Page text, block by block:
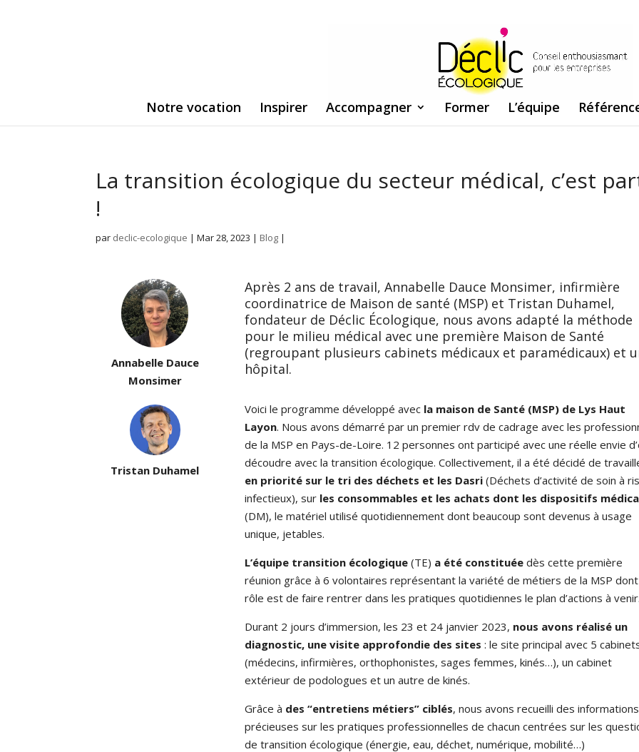
Notre vocation Inspirer Accompagner Former L’équipe
La transition écologique du secteur médical, c’est
!
par declic-ecologique |Mar 28, 2023 | Blog |
Annabelle Dauce
Monsimer
Tristan Duhamel
Après 2 ans de travail, Annabelle Dauce Monsimer, infirmière
coordinatrice de Maison de santé (MSP) et Tristan Duhamel,
fondateur de Déclic Écologique, nous avons adapté la méthode
pour le milieu médical avec une première Maison de Santé
(regroupant plusieurs cabinets médicaux et paramédicaux) et
hôpital.
Voici le programme développé avec la maison de Santé (MSP) de Lys Haut
Layon. Nous avons démarré par un premier rdv de cadrage avec les
de la MSP en Pays-de-Loire. 12 personnes ont participé avec une réelle envie
découdre avec la transition écologique. Collectivement, il a été décidé de
en priorité sur le tri des déchets et les Dasri(Déchets d’activité de soin à
infectieux), sur les consommables et les achats dont les dispositifs
(DM), le matériel utilisé quotidiennement dont beaucoup sont devenus à usage
unique, jetables.
L’équipe transition écologique (TE) a été constituéedès cette première
réunion grâce à 6 volontaires représentant la variété de métiers de la MSP
rôle est de faire rentrer dans les pratiques quotidiennes le plan d’actions à venir.
Durant 2 jours d’immersion, les 23 et 24 janvier 2023, nous avons réalisé un
diagnostic, une visite approfondie des sites : le site principal avec 5
(médecins, infirmières, orthophonistes, sages femmes, kinés…), un cabinet
extérieur de podologues et un autre de kinés.
Grâce à des “entretiens métiers” ciblés, nous avons recueilli des informations
précieuses sur les pratiques professionnelles de chacun centrées sur les
de transition écologique (énergie, eau, déchet, numérique, mobilité…)